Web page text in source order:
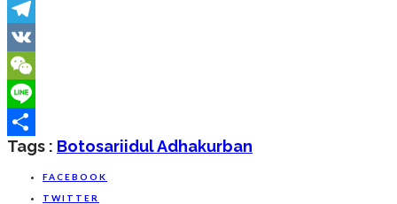
Skype
Telegram
VK
WeChat
Line
Share
Tags : BotosariIdul AdhaKurban
FACEBOOK
TWITTER